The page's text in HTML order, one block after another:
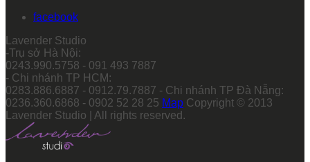
facebook
Lavender Studio
-Trụ sở Hà Nội:
0243.990.5758 - 091 493 7887
- Chi nhánh TP HCM:
0283.886.6887 - 0912.79.7887 - Chi nhánh TP Đà Nẵng:
0236.360.6868 - 0902 52 28 25 Map Copyright © 2013
Lavender Studio | All rights reserved.